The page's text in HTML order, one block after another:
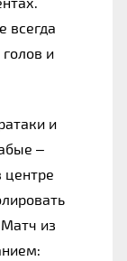
всегда
и
и
–
центре
из